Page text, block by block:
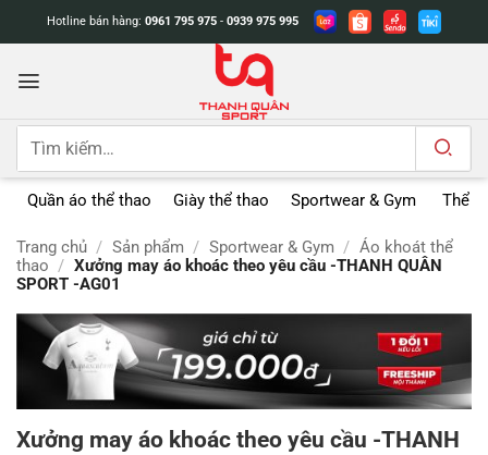
dung
Hotline bán hàng: 0961 795 975 - 0939 975 995
Tìm
Quần áo thể thao Giày thể thao Sportwear & Gym Thể
Trang chủ / Sản phẩm / Sportwear & Gym / Áo khoát thể
thao / Xưởng may áo khoác theo yêu cầu -THANH QUÂN
SPORT -AG01
Xưởng may áo khoác theo yêu cầu -THANH